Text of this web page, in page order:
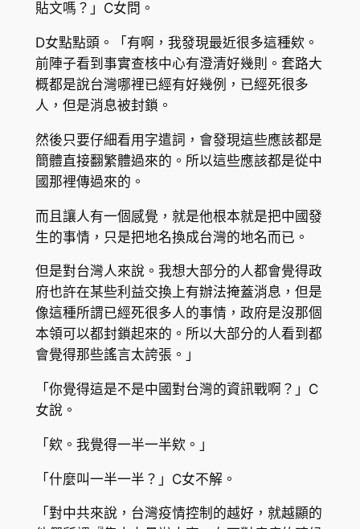
貼文嗎？」C女問。
D女點點頭。「有啊，我發現最近很多這種欸。
前陣子看到事實查核中心有澄清好幾則。套路大
概都是說台灣哪裡已經有好幾例，已經死很多
人，但是消息被封鎖。
然後只要仔細看用字遣詞，會發現這些應該都是
簡體直接翻繁體過來的。所以這些應該都是從中
國那裡傳過來的。
而且讓人有一個感覺，就是他根本就是把中國發
生的事情，只是把地名換成台灣的地名而已。
但是對台灣人來說。我想大部分的人都會覺得政
府也許在某些利益交換上有辦法掩蓋消息，但是
像這種所謂已經死很多人的事情，政府是沒那個
本領可以都封鎖起來的。所以大部分的人看到都
會覺得那些謠言太誇張。」
「你覺得這是不是中國對台灣的資訊戰啊？」C
女說。
「欸。我覺得一半一半欸。」
「什麼叫一半一半？」C女不解。
「對中共來說，台灣疫情控制的越好，就越顯的